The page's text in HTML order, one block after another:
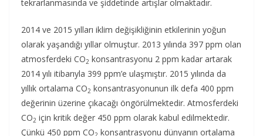
tekrarlanmasında ve şiddetinde artışlar olmaktadır.
2014 ve 2015 yılları iklim değişikliğinin etkilerinin yoğun
olarak yaşandığı yıllar olmuştur. 2013 yılında 397 ppm olan
atmosferdeki CO2 konsantrasyonu 2 ppm kadar artarak
2014 yılı itibarıyla 399 ppm’e ulaşmıştır. 2015 yılında da
yıllık ortalama CO2 konsantrasyonunun ilk defa 400 ppm
değerinin üzerine çıkacağı öngörülmektedir. Atmosferdeki
CO2 için kritik değer 450 ppm olarak kabul edilmektedir.
Çünkü 450 ppm CO konsantrasyonu dünyanın ortalama